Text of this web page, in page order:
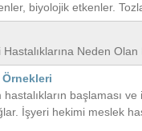
biyolojik etkenler.
Neden Olan
Örnekleri
başlaması
İşyeri hekimi meslek